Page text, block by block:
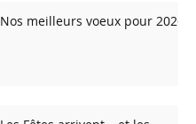
Nos meilleurs voeux pour 2026